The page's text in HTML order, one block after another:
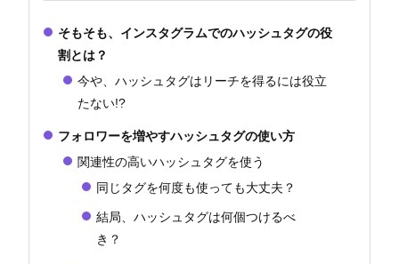
そもそも、インスタグラムでのハッシュタグの役
割とは？
今や、ハッシュタグはリーチを得るには役立
たない!?
フォロワーを増やすハッシュタグの使い方
関連性の高いハッシュタグを使う
同じタグを何度も使っても大丈夫？
結局、ハッシュタグは何個つけるべ
き？